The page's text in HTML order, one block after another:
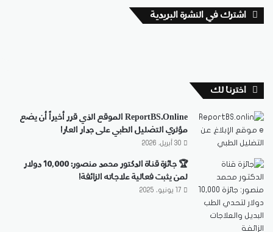
اشترك في النشرة البريدية
اخترنا لك
ReportBS.Online الموقع الذي قرر أخيراً أن يضع
مؤثري التضليل الطبي على جدار العار!
30 أبريل، 2026
🏆 جائزة قناة الدكتور محمد منصور: 10,000 دولار
لمن يثبت فعالية علاجاته الزائفة!
17 يونيو، 2025